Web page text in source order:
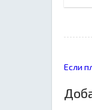
Если